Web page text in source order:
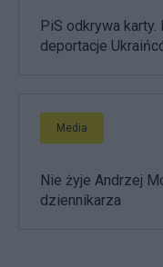
PiS odkrywa karty.
deportacje
Media
Nie żyje Andrzej
dziennikarza